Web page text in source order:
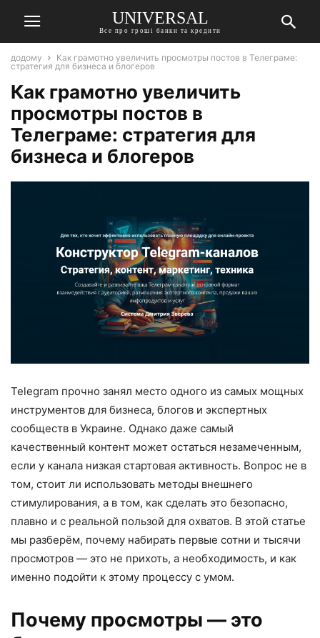
UNIVERSAL
Все про гроші банки та кредити
додому
Как грамотно увеличить просмотры постов в Телеграме:
стратегия для бизнеса и блогеров
Как грамотно увеличить
просмотры постов в
Телеграме: стратегия для
бизнеса и блогеров
Telegram прочно занял место одного из самых мощных
инструментов для бизнеса, блогов и экспертных
сообществ в Украине. Однако даже самый
качественный контент может остаться незамеченным,
если у канала низкая стартовая активность. Вопрос не в
том, стоит ли использовать методы внешнего
стимулирования, а в том, как сделать это безопасно,
плавно и с реальной пользой для охватов. В этой статье
мы разберём, почему набирать первые сотни и тысячи
просмотров — это не прихоть, а необходимость, и как
именно подойти к этому процессу с умом.
Почему просмотры — это